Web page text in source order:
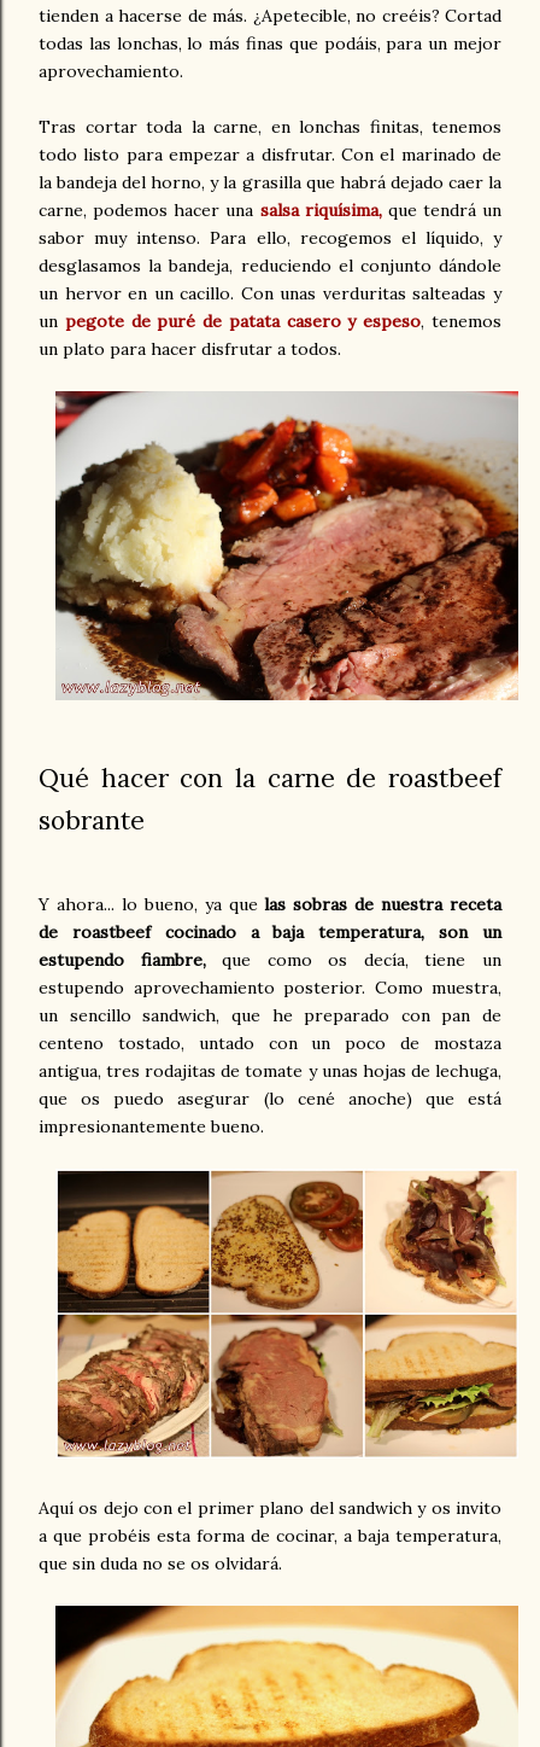
tienden a hacerse de más. ¿Apetecible, no creéis? Cortad
todas las lonchas, lo más finas que podáis, para un mejor
aprovechamiento.
Tras cortar toda la carne, en lonchas finitas, tenemos
todo listo para empezar a disfrutar. Con el marinado de
la bandeja del horno, y la grasilla que habrá dejado caer la
carne, podemos hacer una salsa riquísima,que tendrá un
sabor muy intenso. Para ello, recogemos el líquido, y
desglasamos la bandeja, reduciendo el conjunto dándole
un hervor en un cacillo. Con unas verduritas salteadas y
un pegote de puré de patata casero y espeso, tenemos
un plato para hacer disfrutar a todos.
Qué hacer con la carne de roastbeef
sobrante
Y ahora... lo bueno, ya que las sobras de nuestrareceta
de roastbeef cocinado a baja temperatura,son un
estupendo fiambre,que como os decía, tiene un
estupendo aprovechamiento posterior. Como muestra,
un sencillo sandwich, que he preparado con pan de
centeno tostado, untado con un poco de mostaza
antigua, tres rodajitas de tomate y unas hojas de lechuga,
que os puedo asegurar (lo cené anoche) que está
impresionantemente bueno.
Aquí os dejo con el primer plano del sandwich y os invito
a que probéis esta forma de cocinar, a baja temperatura,
que sin duda no se os olvidará.